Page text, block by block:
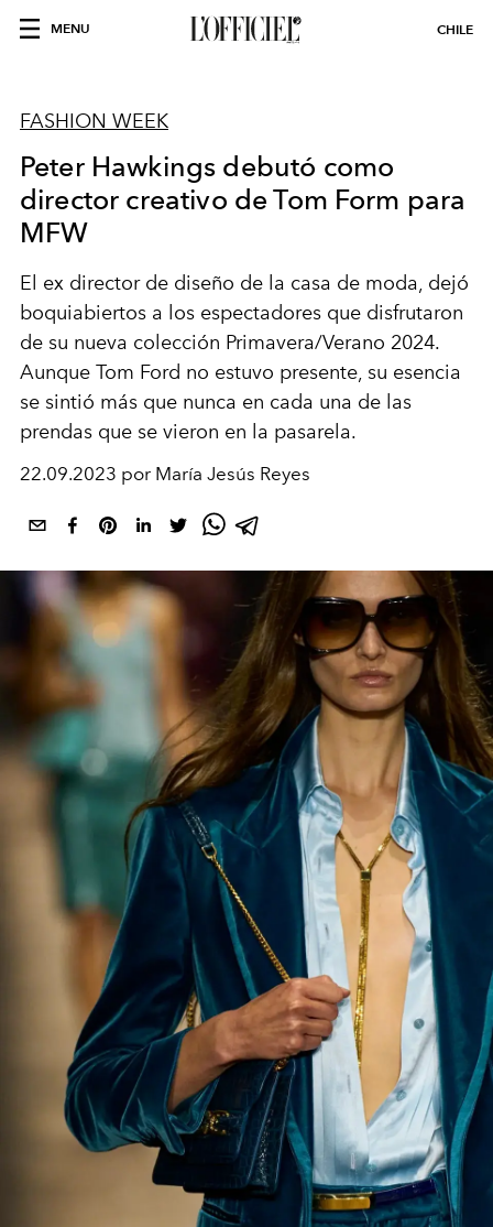
MENU CHILE
FASHION WEEK
Peter Hawkings debutó como
director creativo de Tom Form para
MFW
El ex director de diseño de la casa de moda, dejó
boquiabiertos a los espectadores que disfrutaron
de su nueva colección Primavera/Verano 2024.
Aunque Tom Ford no estuvo presente, su esencia
se sintió más que nunca en cada una de las
prendas que se vieron en la pasarela.
22.09.2023 por María Jesús Reyes